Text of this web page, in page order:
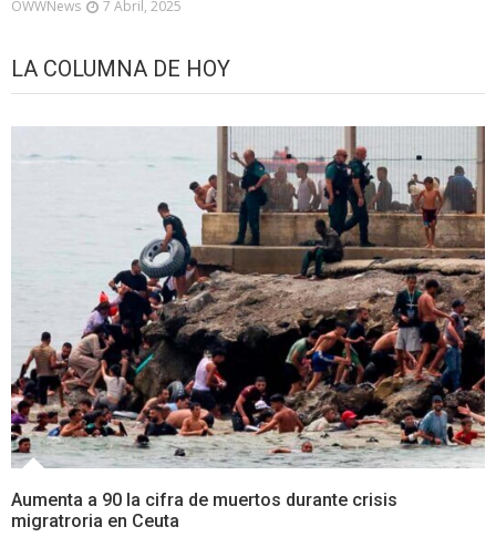
OWWNews 7 Abril, 2025
LA COLUMNA DE HOY
Aumenta a 90 la cifra de muertos durante crisis
migratroria en Ceuta